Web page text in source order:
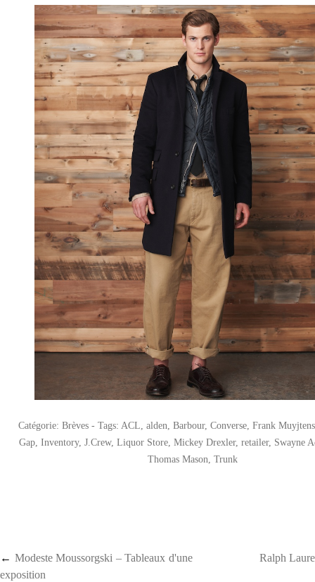
Catégorie: Brèves- Tags: ACL, alden, Barbour, Converse, Frank Muyjtens
Gap, Inventory, J.Crew, Liquor Store, Mickey Drexler, retailer, Swayne
Thomas Mason, Trunk
Post navigation
← Modeste Moussorgski – Tableaux d'une
exposition
Ralph